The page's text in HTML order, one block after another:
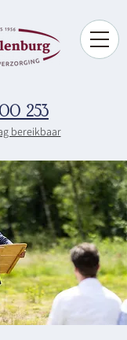
253
bereikbaar